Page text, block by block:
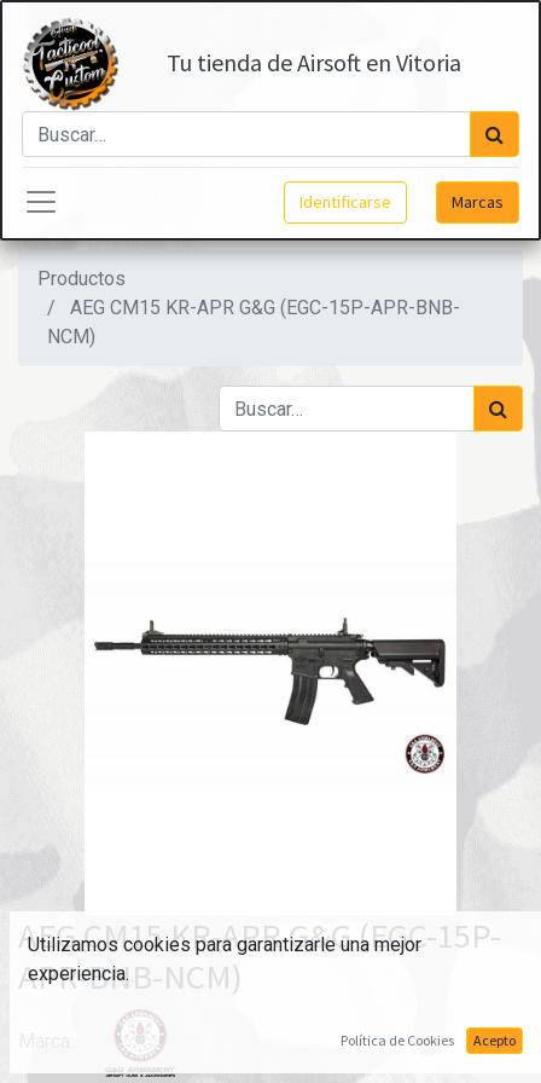
Tu tienda de Airsoft en Vitoria
Identificarse Marcas
Productos
AEG CM15 KR-APR G&G (EGC-15P-APR-BNB-
NCM)
AEG CM15 KR-APR G&G (EGC-15P-
APR-BNB-NCM)
Utilizamos cookies para garantizarle una mejor
experiencia.
Política de Cookies Acepto